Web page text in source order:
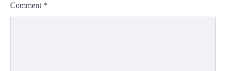
Comment *